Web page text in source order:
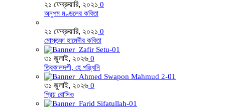
২১ ফেব্রুয়ারি, ২০২১ 0
অনুপম মণ্ডলের কবিতা
২১ ফেব্রুয়ারি, ২০২১ 0
মোস্তফা হামেদীর কবিতা
৩১ জুলাই, ২০২৬ 0
ত্রিকালদর্শী, হে পঙ্খিনি
৩১ জুলাই, ২০২৬ 0
প্রিয় রোসিও